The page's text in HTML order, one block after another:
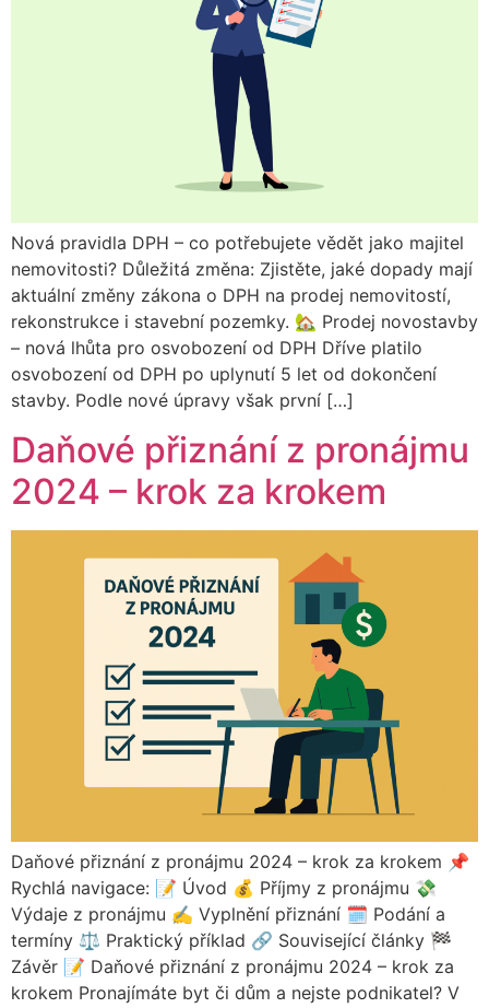
Nová pravidla DPH – co potřebujete vědět jako majitel
nemovitosti? Důležitá změna: Zjistěte, jaké dopady mají
aktuální změny zákona o DPH na prodej nemovitostí,
rekonstrukce i stavební pozemky. 🏡 Prodej novostavby
– nová lhůta pro osvobození od DPH Dříve platilo
osvobození od DPH po uplynutí 5 let od dokončení
stavby. Podle nové úpravy však první […]
Daňové přiznání z pronájmu
2024 – krok za krokem
Daňové přiznání z pronájmu 2024 – krok za krokem 📌
Rychlá navigace: 📝 Úvod 💰 Příjmy z pronájmu 💸
Výdaje z pronájmu ✍️ Vyplnění přiznání 🗓️ Podání a
termíny ⚖️ Praktický příklad 🔗 Související články 🏁
Závěr 📝 Daňové přiznání z pronájmu 2024 – krok za
krokem Pronajímáte byt či dům a nejste podnikatel? V